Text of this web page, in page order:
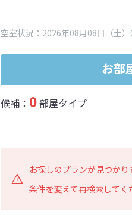
空室状況：2026年08月08日（土
お部
候補： 0部屋タイプ
お探しのプランが見つかり
条件を変えて再検索してく